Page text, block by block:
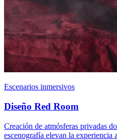
Escenarios inmersivos
Diseño Red Room
Creación de atmósferas privadas
escenografía elevan la experiencia